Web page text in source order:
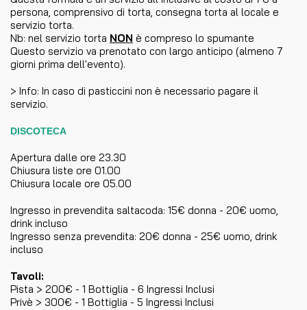
persona, comprensivo di torta, consegna torta al locale e
servizio torta.
Nb: nel servizio torta NON è compreso lo spumante
Questo servizio va prenotato con largo anticipo (almeno 7
giorni prima dell'evento).
> Info: In caso di pasticcini non è necessario pagare il
servizio.
DISCOTECA
Apertura dalle ore 23.30
Chiusura liste ore 01.00
Chiusura locale ore 05.00
Ingresso in prevendita saltacoda: 15€ donna - 20€ uomo,
drink incluso
Ingresso senza prevendita: 20€ donna - 25€ uomo, drink
incluso
Tavoli:
Pista > 200€ - 1 Bottiglia - 6 Ingressi Inclusi
Privè > 300€ - 1 Bottiglia - 5 Ingressi Inclusi